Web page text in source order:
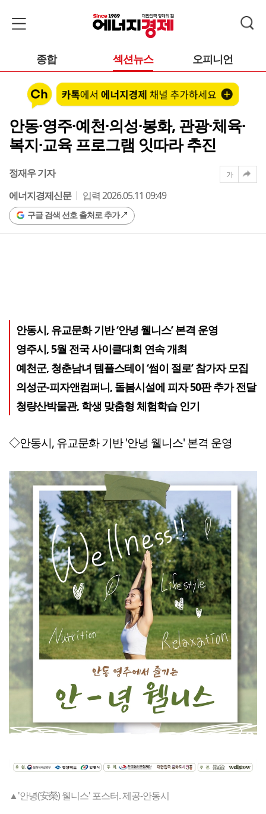
종합 섹션뉴스 오피니언
안동·영주·예천·의성·봉화, 관광·체육·
복지·교육 프로그램 잇따라 추진
정재우 기자
에너지경제신문
입력 2026.05.11 09:49
구글 검색 선호 출처로 추가
가
안동시, 유교문화 기반 ‘안녕 웰니스’ 본격 운영
영주시, 5월 전국 사이클대회 연속 개최
예천군, 청춘남녀 템플스테이 ‘썸이 절로’ 참가자 모집
의성군-피자앤컴퍼니, 돌봄시설에 피자 50판 추가 전달
청량산박물관, 학생 맞춤형 체험학습 인기
◇안동시, 유교문화 기반 '안녕 웰니스' 본격 운영
▲'안녕(安榮) 웰니스' 포스터. 제공-안동시